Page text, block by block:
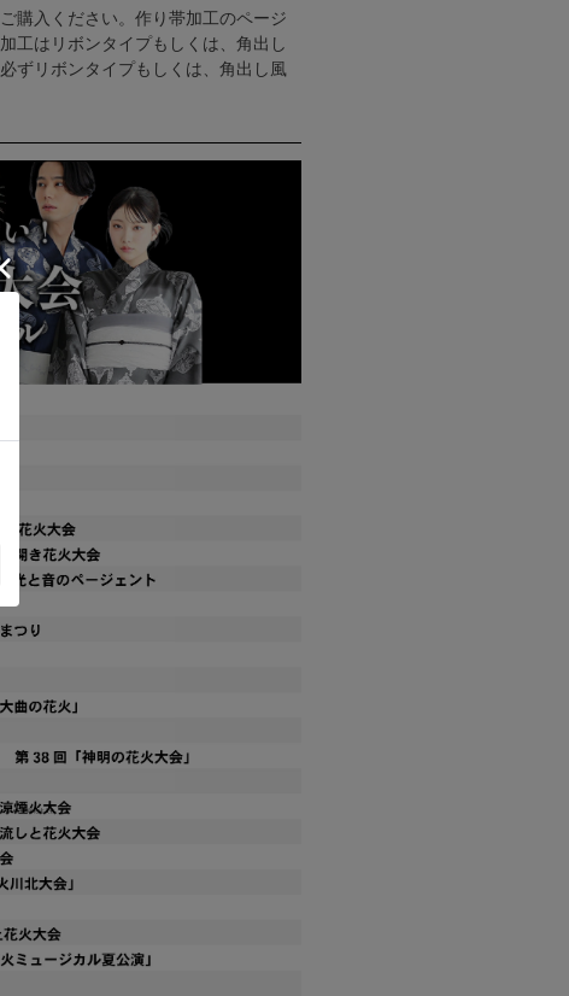
購入ください。作り帯加工のページ
工はリボンタイプもしくは、角出し
ずリボンタイプもしくは、角出し風